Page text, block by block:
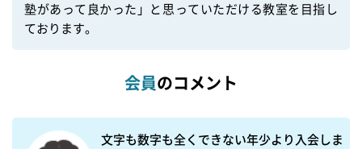
塾があって良かった」と思っていただける教室を目指し
ております。
会員のコメント
文字も数字も全くできない年少より入会しま